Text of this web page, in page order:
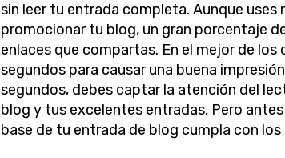
sin leer tu entrada completa. Aunque uses
promocionar tu blog, un gran porcentaje
enlaces que compartas. En el mejor de los
segundos para causar una buena
segundos, debes captar la atención del
blog y tus excelentes entradas. Pero
base de tu entrada de blog cumpla con